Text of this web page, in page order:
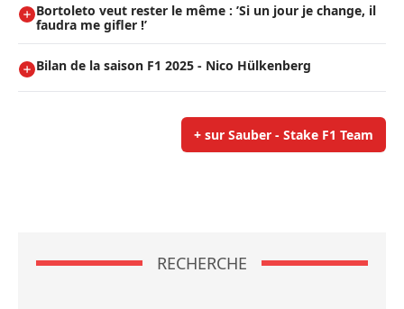
Bortoleto veut rester le même : ’Si un jour je change, il
faudra me gifler !’
Bilan de la saison F1 2025 - Nico Hülkenberg
+ sur Sauber - Stake F1 Team
RECHERCHE